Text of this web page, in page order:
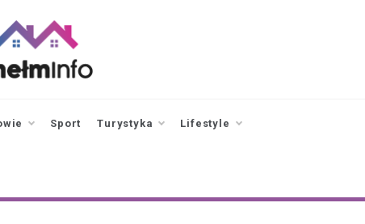
Sport Turystyka Lifestyle